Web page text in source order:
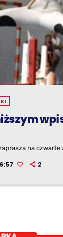
na czwarte
2